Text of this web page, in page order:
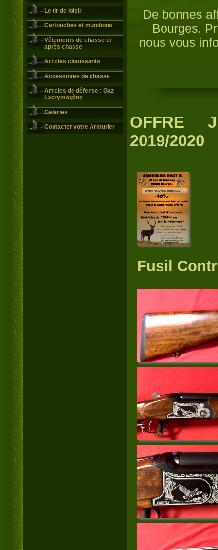
Le tir de loisir
Cartouches et munitions
Vêtements de chasse et
après chasse
Articles chaussants
Accessoires de chasse
Articles de défense : Gaz
Lacrymogène
Galeries
Contacter votre Armurier
De bonnes
Bourges.
nous vous
OFFRE
2019/2020
Fusil